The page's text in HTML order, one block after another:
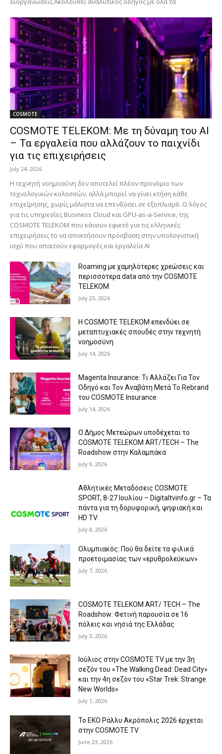
COSMOTE
COSMOTE TELEKOM: Με τη δύναμη του AI
– Τα εργαλεία που αλλάζουν το παιχνίδι
για τις επιχειρήσεις
July 24, 2026
Η τεχνητή νοημοσύνη δεν αποτελεί πλέον προνόμιο των
τεχνολογικών κολοσσών, αλλά μπορεί να γίνει κτήση κάθε
επιχείρησης, χωρίς μάλιστα να επενδύσει σε εξοπλισμό. Ο λόγος
για τις υπηρεσίες Business Cloud και GPU-as-a-Service, της
COSMOTE TELEKOM που κάνουν εφικτό για τις ελληνικές
επιχειρήσεις το να αποκτήσουν πρόσβαση στην υπολογιστική
ισχύ που απαιτούν εφαρμογές και εργαλεία AI
Roaming με χαμηλότερες χρεώσεις και
περισσότερα data από την COSMOTE
TELEKOM
July 23, 2026
Η COSMOTE TELEKOM επενδύει σε
μεταπτυχιακές σπουδές στην τεχνητή
νοημοσύνη
July 14, 2026
Magenta Insurance: Τι Αλλάζει Για Τον
Οδηγό και Τον Αναβάτη Μετά Το Rebrand
του COSMOTE Insurance
July 14, 2026
Ο Δήμος Μετεώρων υποδέχεται το
COSMOTE TELEKOM ART/TECH – The
Roadshow στην Καλαμπάκα
July 9, 2026
Αθλητικές Μεταδόσεις COSMOTE
SPORT, 8-27 Ιουλίου – Digitaltvinfo.gr – Τα
πάντα για τη δορυφορική, ψηφιακή και
HD TV
July 8, 2026
Ολυμπιακός: Πού θα δείτε τα φιλικά
προετοιμασίας των «ερυθρολεύκων»
July 7, 2026
COSMOTE TELEKOM ART/ TECH – The
Roadshow: Φετινή παρουσία σε 16
πόλεις και νησιά της Ελλάδας
July 3, 2026
Ιούλιος στην COSMOTE TV με την 3η
σεζόν του «The Walking Dead: Dead City»
και την 4η σεζόν του «Star Trek: Strange
New Worlds»
July 1, 2026
Το ΕΚΟ Ράλλυ Ακρόπολις 2026 έρχεται
στην COSMOTE TV
June 23, 2026